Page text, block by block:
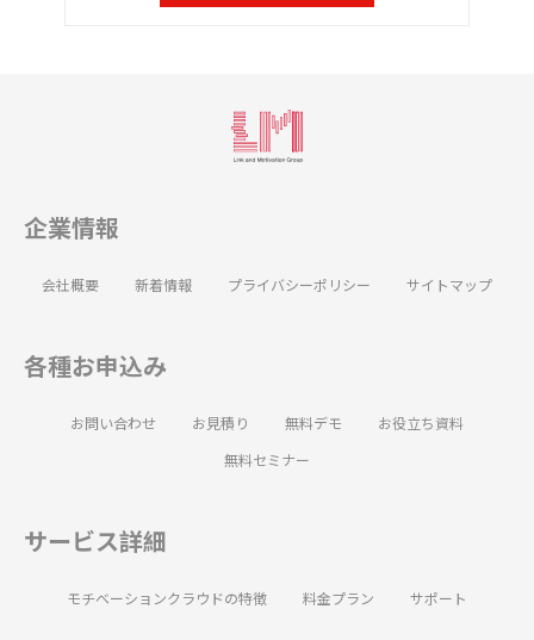
企業情報
会社概要 新着情報 プライバシーポリシー サイトマップ
各種お申込み
お問い合わせ お見積り 無料デモ
お役立ち資料
無料セミナー
サービス詳細
モチベーションクラウドの特徴 料金プラン サポート